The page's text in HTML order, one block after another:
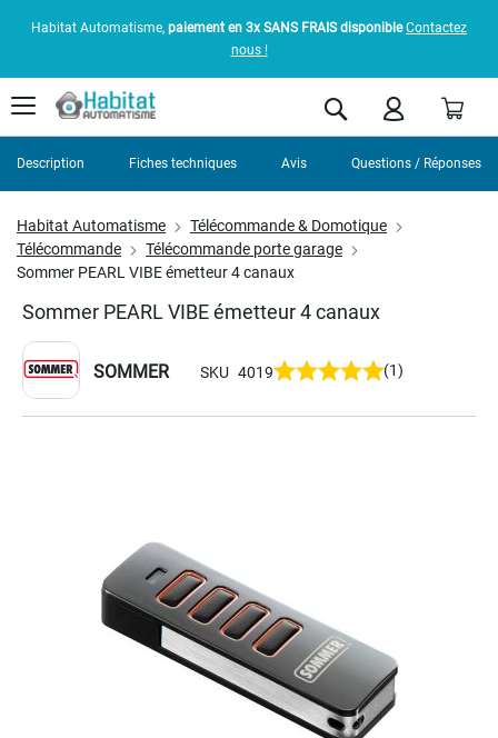
Habitat Automatisme, paiement en 3x SANS FRAIS disponible Contactez
nous !
Rechercher
Habitat Automatisme
Télécommande & Domotique
Télécommande
Télécommande porte garage
Sommer PEARL VIBE émetteur 4 canaux
Sommer PEARL VIBE émetteur 4 canaux
SOMMER SKU 4019 (1)
Description Fiches techniques Avis Questions / Réponses